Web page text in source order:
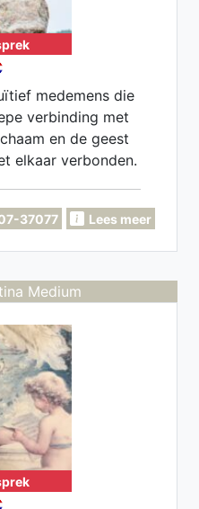
medemens die
verbinding met
en de geest
elkaar verbonden.
zit. Ik voel
beantwoord al je
zuiverheid en
37077 Lees meer
Medium